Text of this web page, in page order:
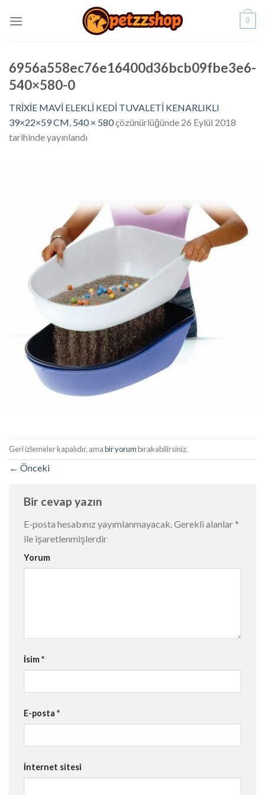
0
6956a558ec76e16400d36bcb09fbe3e6-
540×580-0
TRİXİE MAVİ ELEKLİ KEDİ TUVALETİ KENARLIKLI
39×22×59 CM, 540 × 580çözünürlüğünde 26 Eylül 2018
tarihinde yayınlandı
Geri izlemeler kapalıdır, amabir yorumbırakabilirsiniz.
← Önceki
Bir cevap yazın
E-posta hesabınız yayımlanmayacak. Gerekli alanlar *
ile işaretlenmişlerdir
Yorum
İsim*
E-posta *
İnternet sitesi